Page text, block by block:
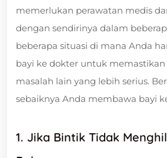
memerlukan perawatan medis
dengan sendirinya dalam
beberapa situasi di mana Anda
bayi ke dokter untuk
masalah lain yang lebih serius.
sebaiknya Anda membawa bayi
1. Jika Bintik Tidak